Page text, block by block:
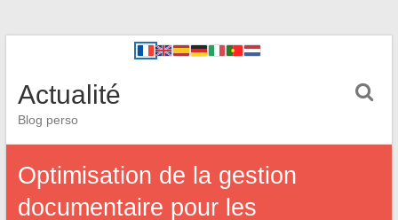
Actualité
Blog perso
Optimisation de la gestion
documentaire pour les